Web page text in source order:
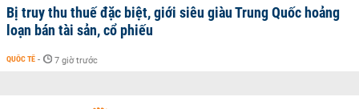
Bị truy thu thuế đặc biệt, giới siêu giàu Trung Quốc hoảng
loạn bán tài sản, cổ phiếu
QUỐC TẾ - 7 giờ trước